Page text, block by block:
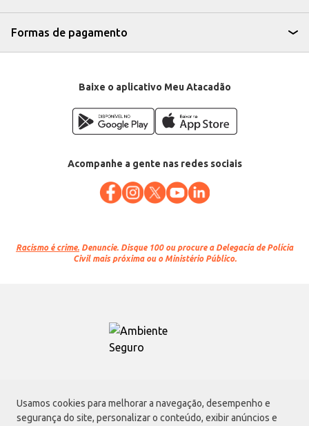
Usamos cookies para melhorar a navegação, desempenho e
segurança do site, personalizar o conteúdo, exibir anúncios e
Formas de pagamento
Baixe o aplicativo Meu Atacadão
Acompanhe a gente nas redes sociais
Racismo é crime. Denuncie. Disque 100 ou procure a Delegacia de Polícia
Civil mais próxima ou o Ministério Público.
Atacadão S.A.
Avenida Morvan Dias de Figueiredo, 6169, Vila Maria, São Paulo - SP | CEP
02170-901 | CNPJ: 75.315.333/0001-09